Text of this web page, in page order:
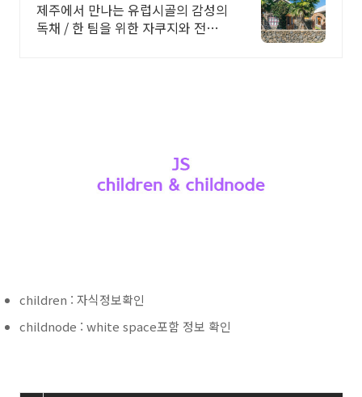
채 프라이빗 제주여행, 유럽감성
제주에서 만나는 유럽시골의 감성의
독채 / 한 팀을 위한 자쿠지와 전용
children : 자식정보확인
childnode : white space포함 정보 확인